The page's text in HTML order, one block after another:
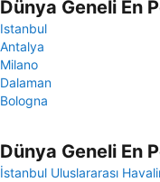
Dünya Geneli En
Istanbul
Antalya
Milano
Dalaman
Bologna
Dünya Geneli En
İstanbul Uluslararası